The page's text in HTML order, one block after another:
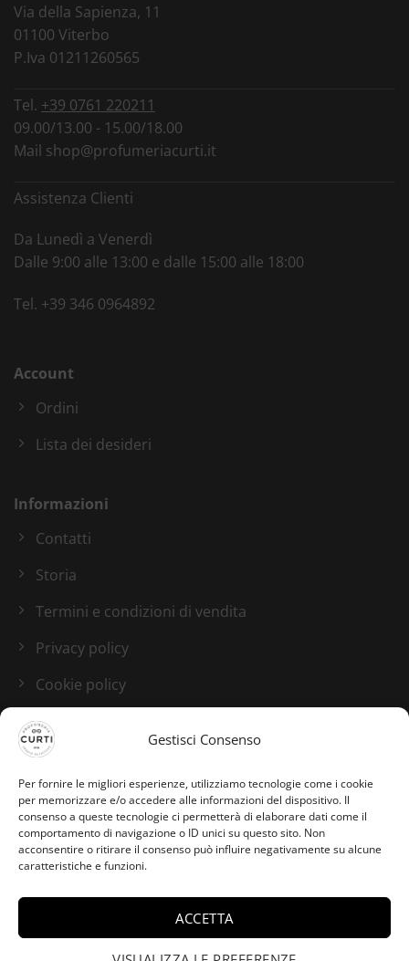
Gestisci Consenso
Per fornire le migliori esperienze, utilizziamo tecnologie come i cookie
per memorizzare e/o accedere alle informazioni del dispositivo. Il
consenso a queste tecnologie ci permetterà di elaborare dati come il
comportamento di navigazione o ID unici su questo sito. Non
acconsentire o ritirare il consenso può influire negativamente su alcune
caratteristiche e funzioni.
ACCETTA
Via della Sapienza, 11
01100 Viterbo
P.Iva 01211260565
Tel. +39 0761 220211
09.00/13.00 - 15.00/18.00
Mail shop@profumeriacurti.it
Assistenza Clienti
Da Lunedì a Venerdì
Dalle 9:00 alle 13:00 e dalle 15:00 alle 18:00
Tel. +39 346 0964892
Account
Ordini
Lista dei desideri
Informazioni
Contatti
Storia
Termini e condizioni di vendita
Privacy policy
Cookie policy
Blog
I nostri canali social
Maria da APRICENA ha